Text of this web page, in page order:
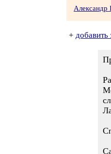
Александр
+ добавить